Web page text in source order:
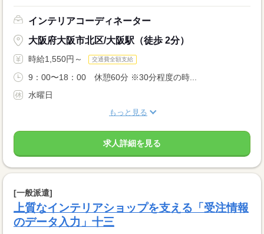
インテリアコーディネーター
大阪府大阪市北区/大阪駅（徒歩 2分）
時給1,550円～ 交通費全額支給
9：00〜18：00 休憩60分 ※30分程度の時...
水曜日
もっと見る
求人詳細を見る
[一般派遣]
上質なインテリアショップを支える「受注情報
のデータ入力」十三